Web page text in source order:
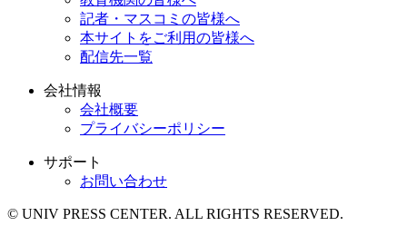
記者・マスコミの皆様へ
本サイトをご利用の皆様へ
配信先一覧
会社情報
会社概要
プライバシーポリシー
サポート
お問い合わせ
© UNIV PRESS CENTER. ALL RIGHTS RESERVED.